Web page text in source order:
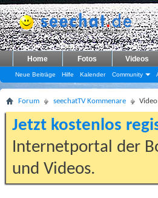
Home Fotos Videos
Neue Beiträge Hilfe Kalender Community
Forum seechatTV Kommenare
Jetzt kostenlos
Internetportal der
und Videos.